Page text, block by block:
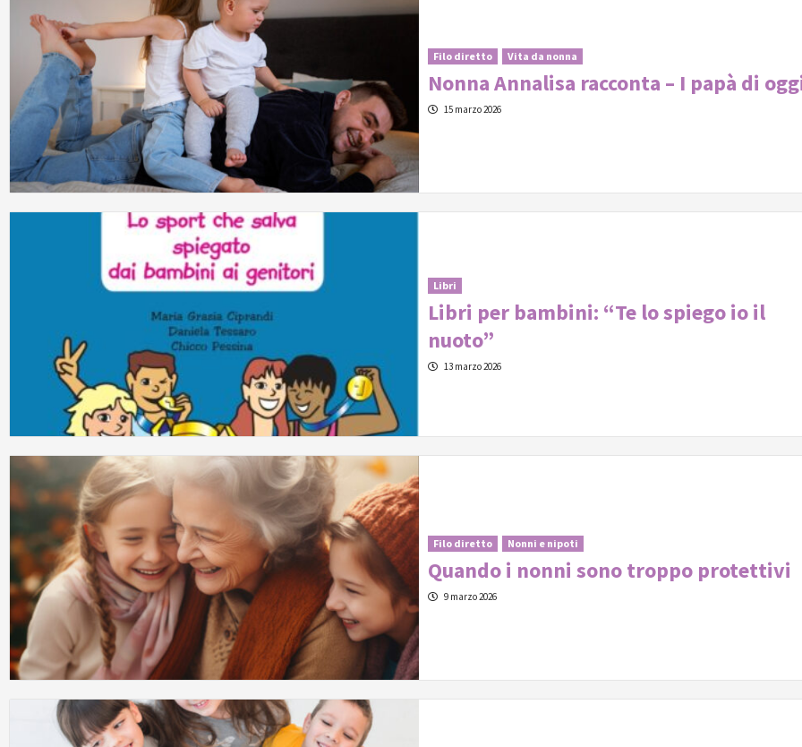
Filo diretto Vita da nonna
Nonna Annalisa racconta – I papà di
15 marzo 2026
Libri
Libri per bambini: “Te lo spiego io il
nuoto”
13 marzo 2026
Filo diretto Nonni e nipoti
Quando i nonni sono troppo protettivi
9 marzo 2026